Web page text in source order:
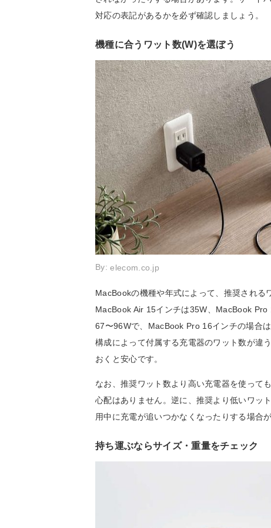
対応の表記があるかを必ず確認しましょう。
機種に合うワット数(W)を選ぼう
By:elecom.co.jp
MacBookの機種や年式によって、推奨され
MacBook Air 15インチは35W、MacBook
67〜96Wで、MacBook Pro 16インチの場合
構成によって付属する充電器のワット数が違
おくと安心です。
なお、推奨ワット数より高い充電器を使って
心配はありません。逆に、推奨より低いワッ
用中に充電が追いつかなくなったりする場合
持ち運ぶならサイズ・重量をチェック